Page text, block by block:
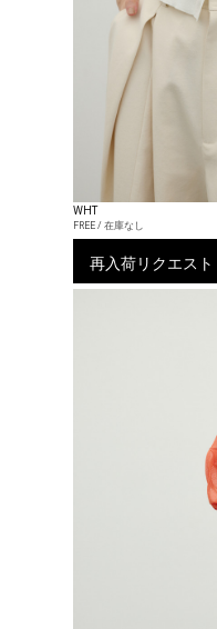
WHT
FREE / 在庫なし
再入荷リクエスト